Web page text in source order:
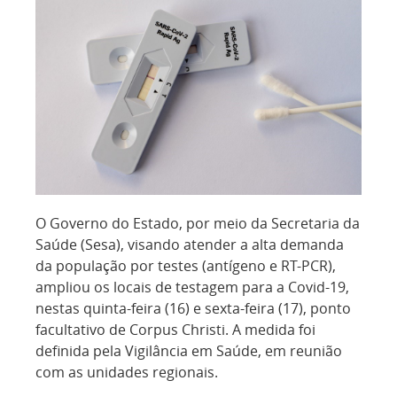
O Governo do Estado, por meio da Secretaria da
Saúde (Sesa), visando atender a alta demanda
da população por testes (antígeno e RT-PCR),
ampliou os locais de testagem para a Covid-19,
nestas quinta-feira (16) e sexta-feira (17), ponto
facultativo de Corpus Christi. A medida foi
definida pela Vigilância em Saúde, em reunião
com as unidades regionais.